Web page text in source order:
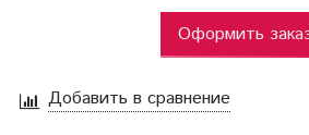
Оформить
Добавить в сравнение